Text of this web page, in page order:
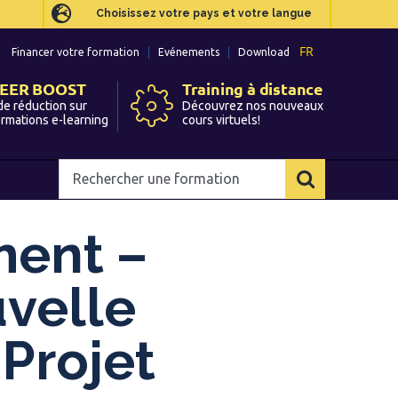
Choisissez votre pays et votre langue
FR
Financer votre formation Evénements Download
BOOST
réduction sur
e-learning
Training à distance
Découvrez nos nouveaux
cours virtuels!
Rechercher
une
Choisissez votre pays et votre langue
FR
Financer votre formation Evénements Download
BOOST
réduction sur
e-learning
Training à distance
Découvrez nos nouveaux
cours virtuels!
Rechercher
une
–